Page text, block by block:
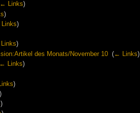
Links)
)
)
)
des Monats/November 10‎ (← Links)
Links)
)
)
)